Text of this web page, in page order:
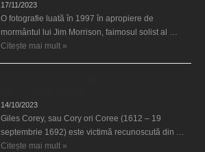
17/11/2023
O fotografie luată în 1997 în apropiere de
mormântul lui Jim Morrison, faimosul solist al …
Citește mai mult »
14/10/2023
Giles Corey, sau Cory ori Coree (1612 – 19
septembrie 1692) este victimă recunoscută din …
Citește mai mult »